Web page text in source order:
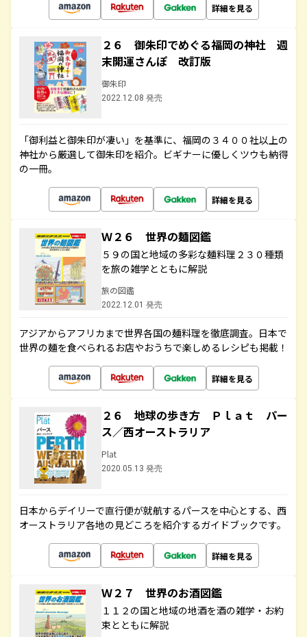
詳細を見る
２６ 御朱印でめぐる福岡の神社 週
末開運さんぽ 改訂版
御朱印
2022.12.08 発売
「御利益と御朱印が凄い」を基準に、福岡の３４００社以上の
神社から厳選して御朱印を紹介。ビギナーに優しくツウも納得
の一冊。
詳細を見る
Ｗ２６ 世界の麺図鑑
５９の国と地域の多彩な麺料理２３０種類
を旅の雑学とともに解説
旅の図鑑
2022.12.01 発売
アジアからアフリカまで世界各国の麺料理を徹底調査。日本で
世界の麺を食べられるお店やおうちで楽しめるレシピも掲載！
詳細を見る
２６ 地球の歩き方 Ｐｌａｔ パー
ス／西オーストラリア
Plat
2020.05.13 発売
日本からデイリーで直行便が就航するパースを中心とする、西
オーストラリア各地の見どころを紹介するガイドブックです。
詳細を見る
Ｗ２７ 世界のお酒図鑑
１１２の国と地域の地酒を酒の雑学・お約
束とともに解説